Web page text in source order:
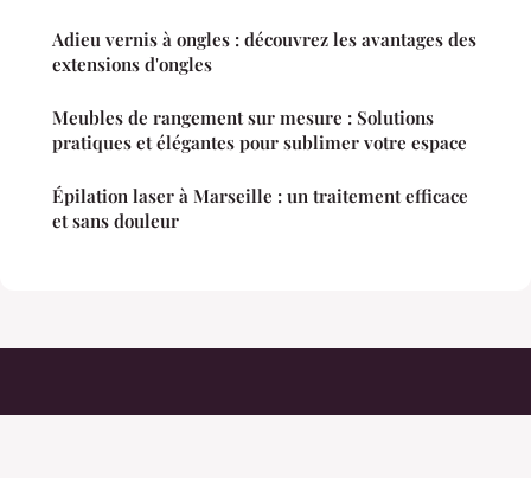
Adieu vernis à ongles : découvrez les avantages des
extensions d'ongles
Meubles de rangement sur mesure : Solutions
pratiques et élégantes pour sublimer votre espace
Épilation laser à Marseille : un traitement efficace
et sans douleur
Fumanchuu